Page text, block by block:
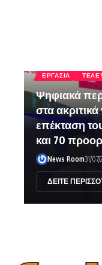
ΕΡΓΑΣΙΑ
Ψηφιακά
στα
επέκταση
και 70
News Room31/
ΔΕΙΤΕ